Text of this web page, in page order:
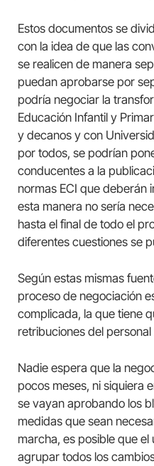
Estos documentos se
con la idea de que las
se realicen de manera
puedan aprobarse por
podría negociar la
Educación Infantil y
y decanos y con
por todos, se podrían
conducentes a la
normas ECI que deberán
esta manera no sería
hasta el final de todo el
diferentes cuestiones se
Según estas mismas
proceso de negociación
complicada, la que tiene
retribuciones del
Nadie espera que la
pocos meses, ni siquiera
se vayan aprobando los
medidas que sean
marcha, es posible que el
agrupar todos los